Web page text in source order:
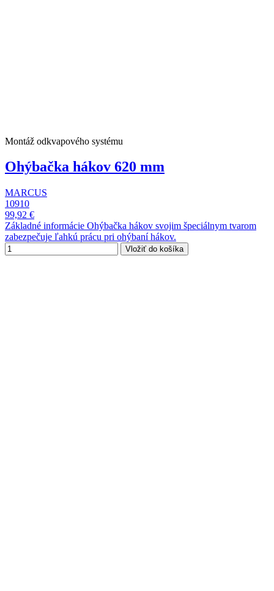
Montáž odkvapového systému
Ohýbačka hákov 620 mm
MARCUS
10910
99,92 €
Základné informácie Ohýbačka hákov svojim špeciálnym tvarom
zabezpečuje ľahkú prácu pri ohýbaní hákov.
Vložiť do košíka